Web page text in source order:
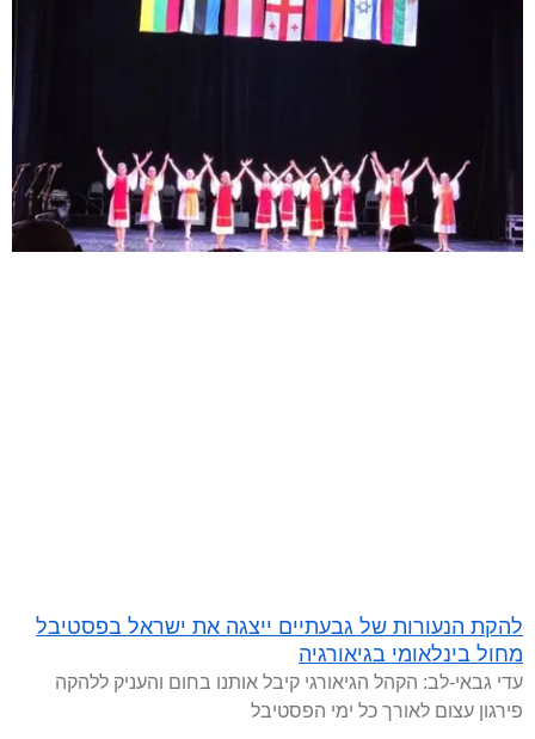
להקת הנעורות של גבעתיים ייצגה את ישראל בפסטיבל
מחול בינלאומי בגיאורגיה
עדי גבאי-לב: הקהל הגיאורגי קיבל אותנו בחום והעניק ללהקה
פירגון עצום לאורך כל ימי הפסטיבל